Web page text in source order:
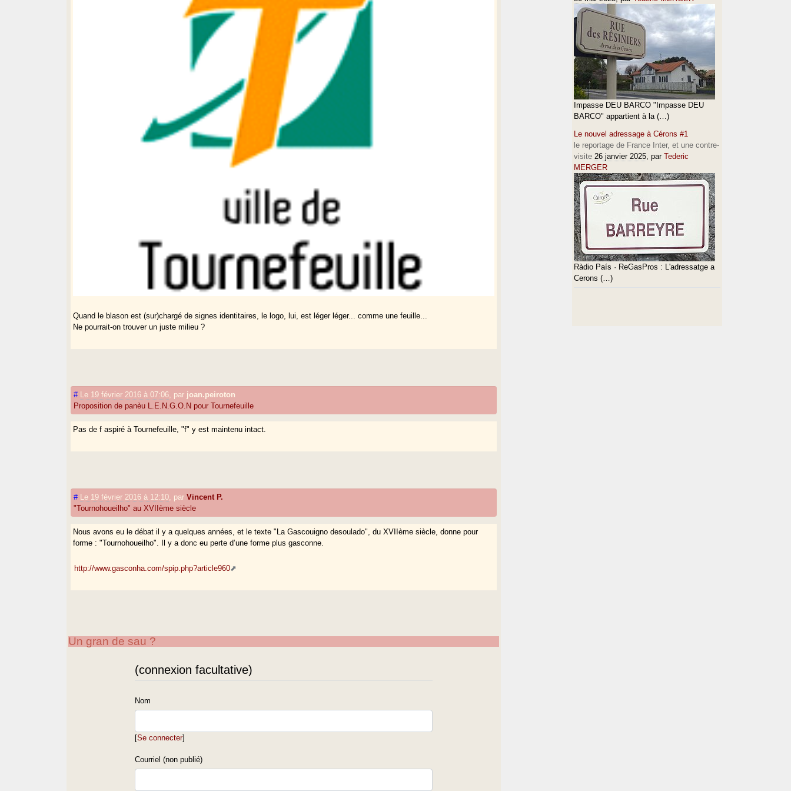
Quand le blason est (sur)chargé de signes identitaires, le logo, lui, est léger léger... comme une feuille...
Ne pourrait-on trouver un juste milieu ?
# Le 19 février 2016 à 07:06 par joan.peiroton
Proposition de panèu L.E.N.G.O.N pour Tournefeuille
Pas de f aspiré à Tournefeuille, "f" y est maintenu intact.
# Le 19 février 2016 à 12:10 parVincent P.
"Tournohoueilho" au XVIIème siècle
Nous avons eu le débat il y a quelques années, et le texte "La Gascouigno desoulado", du XVIIème siècle, donne pour
forme : "Tournohoueilho". Il y a donc eu perte d’une forme plus gasconne.
http://www.gasconha.com/spip.php?article960
Un gran de sau ?
(connexion facultative)
Nom
[Se connecter]
Courriel (non publié)
Impasse DEU BARCO "Impasse DEU
BARCO" appartient à la (…)
Le nouvel adressage à Cérons #1
le reportage de France Inter, et une contre-
visite 26 janvier 2025, par Tederic
MERGER
Ràdio País · ReGasPros : L'adressatge a
Cerons (…)